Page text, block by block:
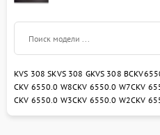
KVS 308 SKVS 308 GKVS 308 B
CKV 6550.0 W8CKV 6550.0 W7CKV
CKV 6550.0 W3CKV 6550.0 W2CKV